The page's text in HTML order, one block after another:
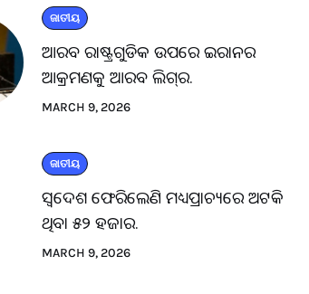
ଜାତୀୟ
ଆରବ ରାଷ୍ଟ୍ରଗୁଡିକ ଉପରେ ଇରାନର
ଆକ୍ରମଣକୁ ଆରବ ଲିଗ୍‌ର.
MARCH 9, 2026
ଜାତୀୟ
ସ୍ବଦେଶ ଫେରିଲେଣି ମଧ୍ୟପ୍ରାଚ୍ୟରେ ଅଟକି
ଥିବା ୫୨ ହଜାର.
MARCH 9, 2026